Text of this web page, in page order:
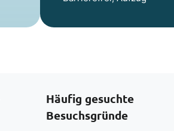
Häufig gesuchte
Besuchsgründe